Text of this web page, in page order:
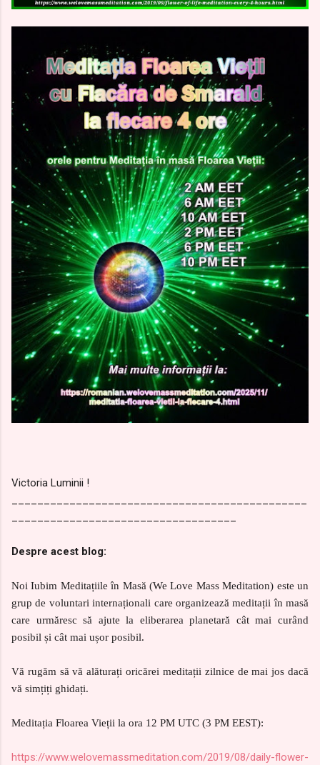
Victoria Luminii !
Despre acest blog:
Noi Iubim Meditațiile în Masă (We Love Mass Meditation) este un
grup de voluntari internaționali care organizează meditații în masă
care urmăresc să ajute la eliberarea planetară cât mai curând
posibil și cât mai ușor posibil.
Vă rugăm să vă alăturați oricărei meditații zilnice de mai jos dacă
vă simțiți ghidați.
Meditația Floarea Vieții la ora 12 PM UTC (3 PM EEST):
https://www.welovemassmeditation.com/2019/08/daily-flower-